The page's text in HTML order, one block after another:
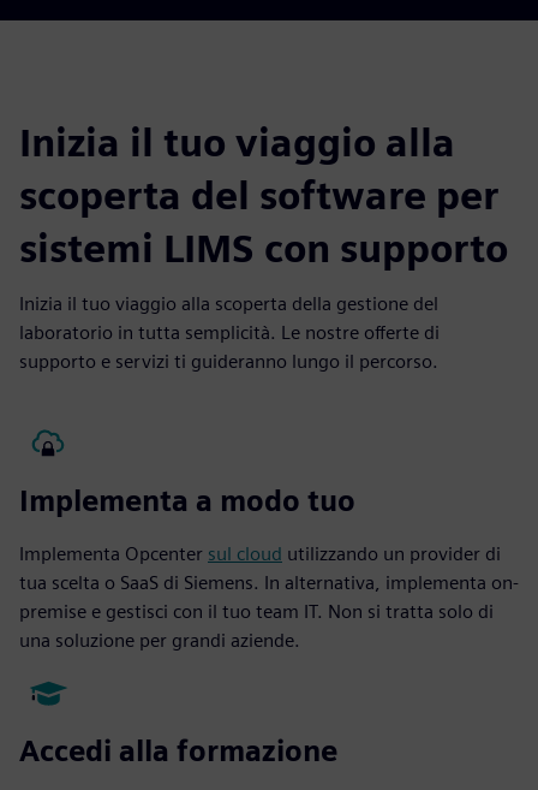
Inizia il tuo viaggio alla
scoperta del software per
sistemi LIMS con supporto
Inizia il tuo viaggio alla scoperta della gestione del
laboratorio in tutta semplicità. Le nostre offerte di
supporto e servizi ti guideranno lungo il percorso.
Implementa a modo tuo
Implementa Opcenter sul cloud utilizzando un provider di
tua scelta o SaaS di Siemens. In alternativa, implementa on-
premise e gestisci con il tuo team IT. Non si tratta solo di
una soluzione per grandi aziende.
Accedi alla formazione